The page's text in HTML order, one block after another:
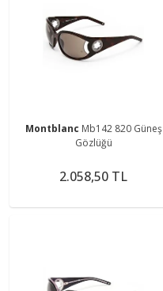
Montblanc Mb142 820 Güneş
Gözlüğü
2.058,50 TL